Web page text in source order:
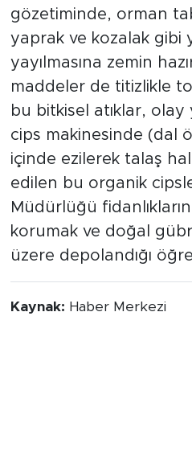
gözetiminde, orman
yaprak ve kozalak gibi
yayılmasına zemin
maddeler de titizlikle
bu bitkisel atıklar,
cips makinesinde (dal
içinde ezilerek talaş
edilen bu organik
Müdürlüğü
korumak ve doğal
üzere depolandığı
Kaynak: Haber Merkezi